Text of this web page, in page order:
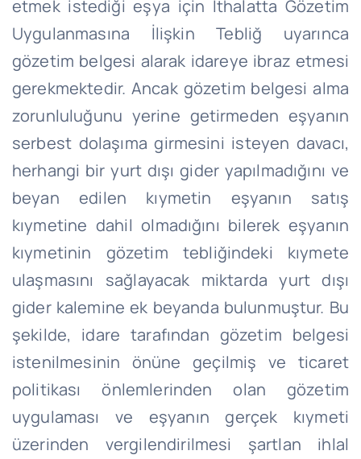
etmek istediği eşya için İthalatta Gözetim
Uygulanmasına İlişkin Tebliğ uyarınca
gözetim belgesi alarak idareye ibraz etmesi
gerekmektedir. Ancak gözetim belgesi alma
zorunluluğunu yerine getirmeden eşyanın
serbest dolaşıma girmesini isteyen davacı,
herhangi bir yurt dışı gider yapılmadığını ve
beyan edilen kıymetin eşyanın satış
kıymetine dahil olmadığını bilerek eşyanın
kıymetinin gözetim tebliğindeki kıymete
ulaşmasını sağlayacak miktarda yurt dışı
gider kalemine ek beyanda bulunmuştur. Bu
şekilde, idare tarafından gözetim belgesi
istenilmesinin önüne geçilmiş ve ticaret
politikası önlemlerinden olan gözetim
uygulaması ve eşyanın gerçek kıymeti
üzerinden vergilendirilmesi şartlan ihlal